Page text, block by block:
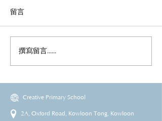
留言
撰寫留言......
Creative Primary School
2A, Oxford Road, Kowloon Tong, Kowloon